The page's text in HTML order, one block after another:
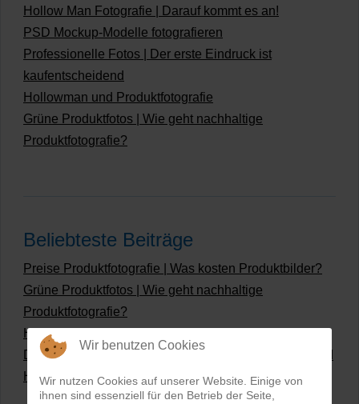
Hollow Man Fotografie | Darauf kommt es an!
PSD Mockup-Modelle fotografieren
Professionelle Fotos | Der erste Eindruck ist
kaufentscheidend
Hollowman und Produktfotografie
Grüne Produktfotos | Wie geht nachhaltige
Produktfotografie?
Beliebteste Beiträge
Preise Produktfotografie | Was kosten Produktbilder?
Grüne Produktfotos | Wie geht nachhaltige
Produktfotografie?
Hollow Man Fotografie | Darauf kommt es an!
Dateiformate und Bilder mit transparentem Hintergrund
Hollowman und Produktfotografie
Wir benutzen Cookies
Wir nutzen Cookies auf unserer Website. Einige von
ihnen sind essenziell für den Betrieb der Seite,